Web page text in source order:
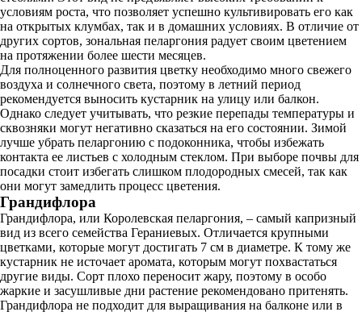
условиям роста, что позволяет успешно культивировать его как
на открытых клумбах, так и в домашних условиях. В отличие от
других сортов, зональная пеларгония радует своим цветением
на протяжении более шести месяцев.
Для полноценного развития цветку необходимо много свежего
воздуха и солнечного света, поэтому в летний период
рекомендуется выносить кустарник на улицу или балкон.
Однако следует учитывать, что резкие перепады температуры и
сквозняки могут негативно сказаться на его состоянии. Зимой
лучше убрать пеларгонию с подоконника, чтобы избежать
контакта ее листьев с холодным стеклом. При выборе почвы для
посадки стоит избегать слишком плодородных смесей, так как
они могут замедлить процесс цветения.
Грандифлора
Грандифлора, или Королевская пеларгония, – самый капризный
вид из всего семейства Гераниевых. Отличается крупными
цветками, которые могут достигать 7 см в диаметре. К тому же
кустарник не источает аромата, которым могут похвастаться
другие виды. Сорт плохо переносит жару, поэтому в особо
жаркие и засушливые дни растение рекомендовано притенять.
Грандифлора не подходит для выращивания на балконе или в